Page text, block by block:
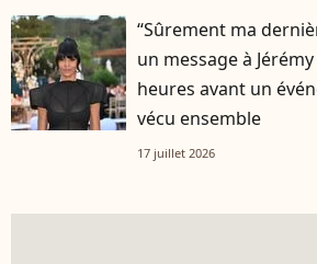
“Sûrement ma
un message à
heures avant un
vécu ensemble
17 juillet 2026